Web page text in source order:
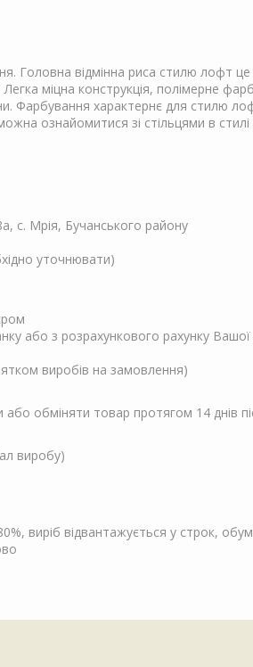
Головна відмінна риса стилю лофт це
міцна конструкція, полімерне
характернє для стилю
ознайомитися зі стільцями в
с. Мрія, Бучанського району
уточнювати)
або з розрахункового рахунку Вашої
виробів на замовлення)
обміняти товар протягом 14 днів
виробу)
виріб відвантажується у строк,